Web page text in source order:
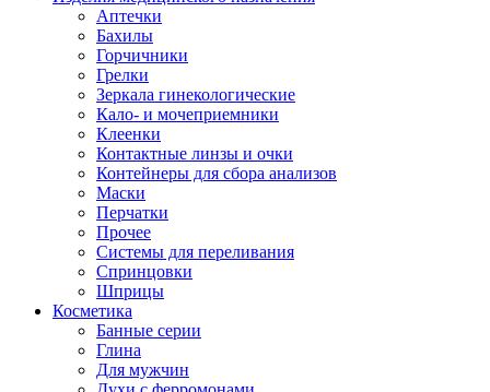
Аптечки
Бахилы
Горчичники
Грелки
Зеркала гинекологические
Кало- и мочеприемники
Клеенки
Контактные линзы и очки
Контейнеры для сбора анализов
Маски
Перчатки
Прочее
Системы для переливания
Спринцовки
Шприцы
Косметика
Банные серии
Глина
Для мужчин